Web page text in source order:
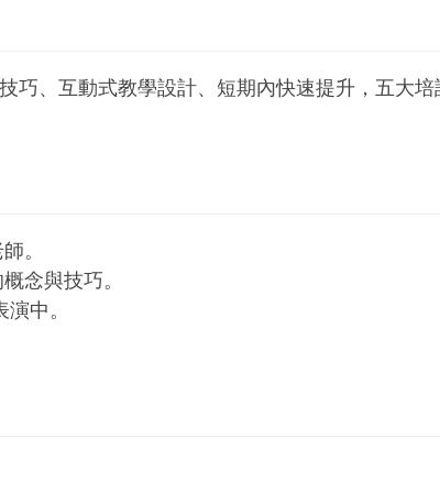
巧、互動式教學設計、短期內快速提升，五大培
。
念與技巧。
中。